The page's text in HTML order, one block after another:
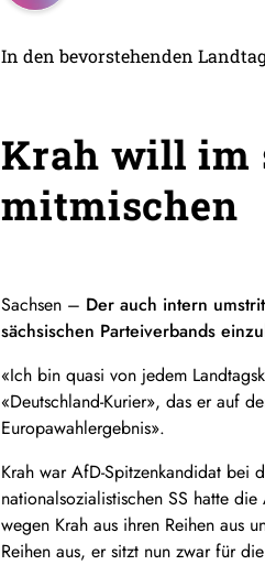
In den bevorstehenden
Krah will im
mitmischen
Sachsen – Der auch intern
sächsischen Parteiverbands
«Ich bin quasi von jedem
«Deutschland-Kurier», das er auf
Europawahlergebnis».
Krah war AfD-Spitzenkandidat bei
nationalsozialistischen SS hatte
wegen Krah aus ihren Reihen aus
Reihen aus, er sitzt nun zwar für